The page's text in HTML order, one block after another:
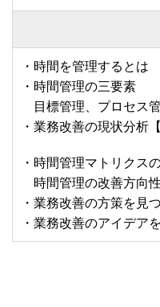
・時間を管理するとは
・時間管理の三要素
目標管理、プロセス
・業務改善の現状分析
・時間管理マトリクス
時間管理の改善方向性
・業務改善の方策を見
・業務改善のアイデ